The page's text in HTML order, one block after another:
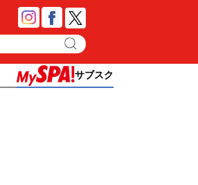
サブスク